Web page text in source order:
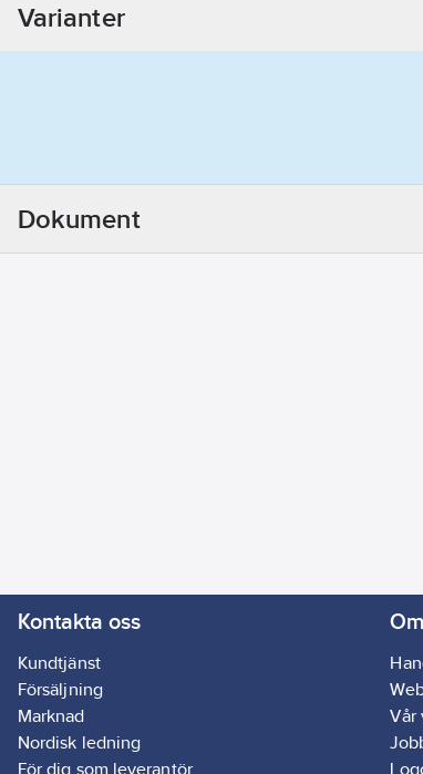
Varianter
Dokument
Kontakta oss
Kundtjänst
Försäljning
Marknad
Nordisk ledning
För dig som leverantör
Vår